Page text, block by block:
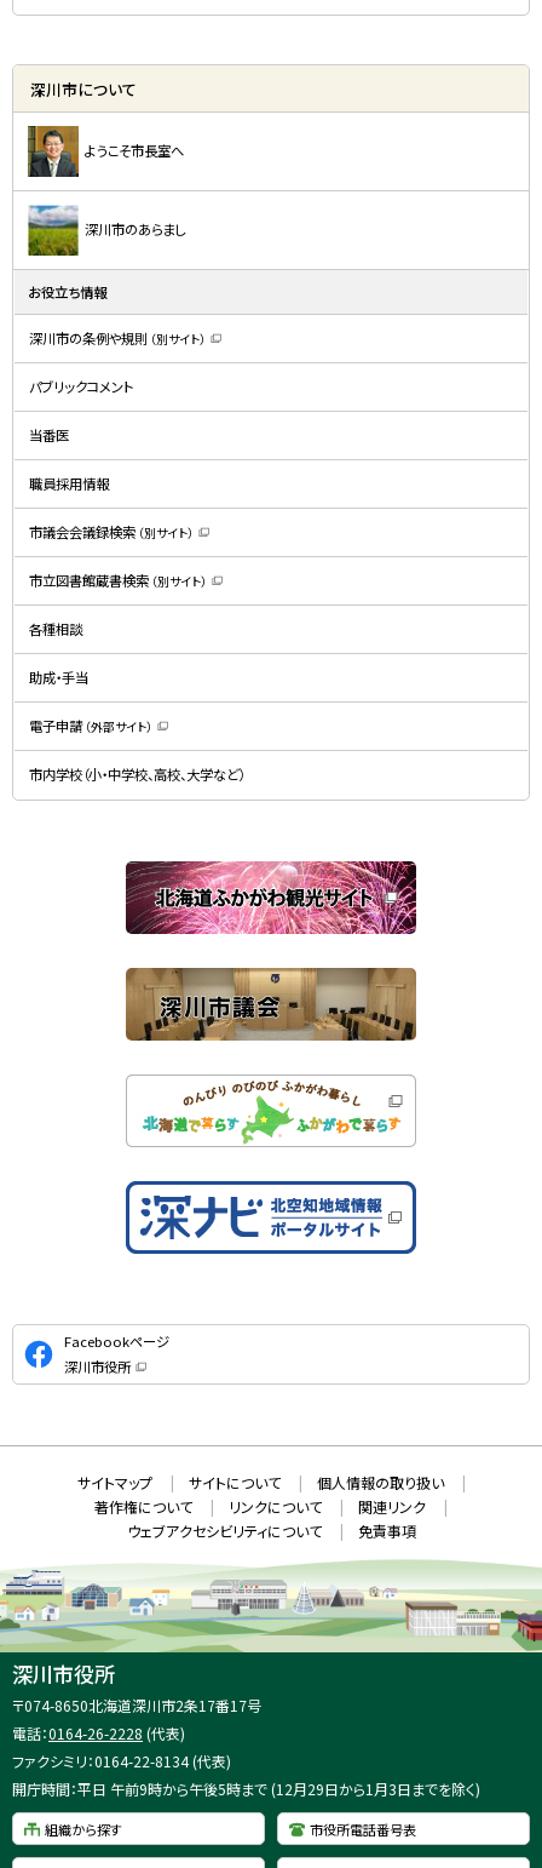
深川市について
ようこそ市長室へ
深川市のあらまし
お役立ち情報
深川市の条例や規則 （別サイト）
新
ン
で
す
）
パブリックコメント
当番医
職員採用情報
市議会会議録検索 （別サイト）
新
規
ウ
ン
で
す
市立図書館蔵書検索 （別サイト）
新
ン
で
す
）
各種相談
助成・手当
電子申請 （外部サイト）
新
規
ウ
ン
開
き
ま
す
）
市内学校（小・中学校、高校、大学など）
公
式
S
Facebookページ
深川市役所
（
ン
で
開
き
ま
す
メ
ニ
ュ
ー
報
サイトマップ サイトについて
個人情報の取り扱い
著作権について
リンクについて
関連リンク
ウェブアクセシビリティについて
免責事項
深川市役所
住
所
〒074-8650北海道深川市2条17番17号
電話：0164-26-2228 (代表)
ファクシミリ：0164-22-8134 (代表)
開庁時間：平日 午前9時から午後5時まで (12月29日から1月3日までを除く)
組織から探す 市役所電話番号表